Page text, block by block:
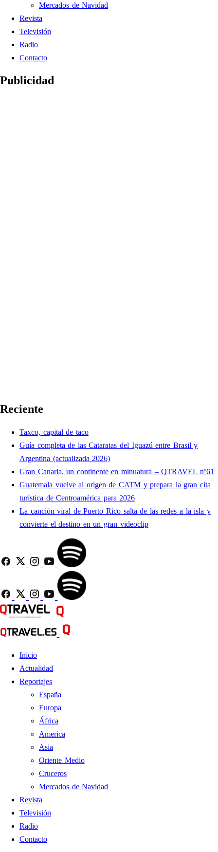
Mercados de Navidad
Revista
Televisión
Radio
Contacto
Publicidad
Reciente
Taxco, capital de taco
Guía completa de las Cataratas del Iguazú entre Brasil y
Argentina (actualizada 2026)
Gran Canaria, un continente en minuatura – QTRAVEL nº61
Guatemala vuelve al origen de CATM y prepara la gran cita
turística de Centroamérica para 2026
La canción viral de Puerto Rico salta de las redes a la isla y
convierte el destino en un gran videoclip
Inicio
Actualidad
Reportajes
España
Europa
África
America
Asia
Oriente Medio
Cruceros
Mercados de Navidad
Revista
Televisión
Radio
Contacto